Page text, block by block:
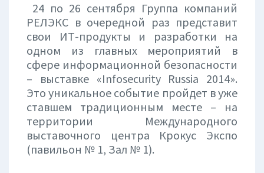
24 по 26 сентября Группа компаний
РЕЛЭКС в очередной раз представит
свои ИТ-продукты и разработки на
одном из главных мероприятий в
сфере информационной безопасности
– выставке «Infosecurity Russia 2014».
Это уникальное событие пройдет в уже
ставшем традиционным месте – на
территории Международного
выставочного центра Крокус Экспо
(павильон № 1, Зал № 1).